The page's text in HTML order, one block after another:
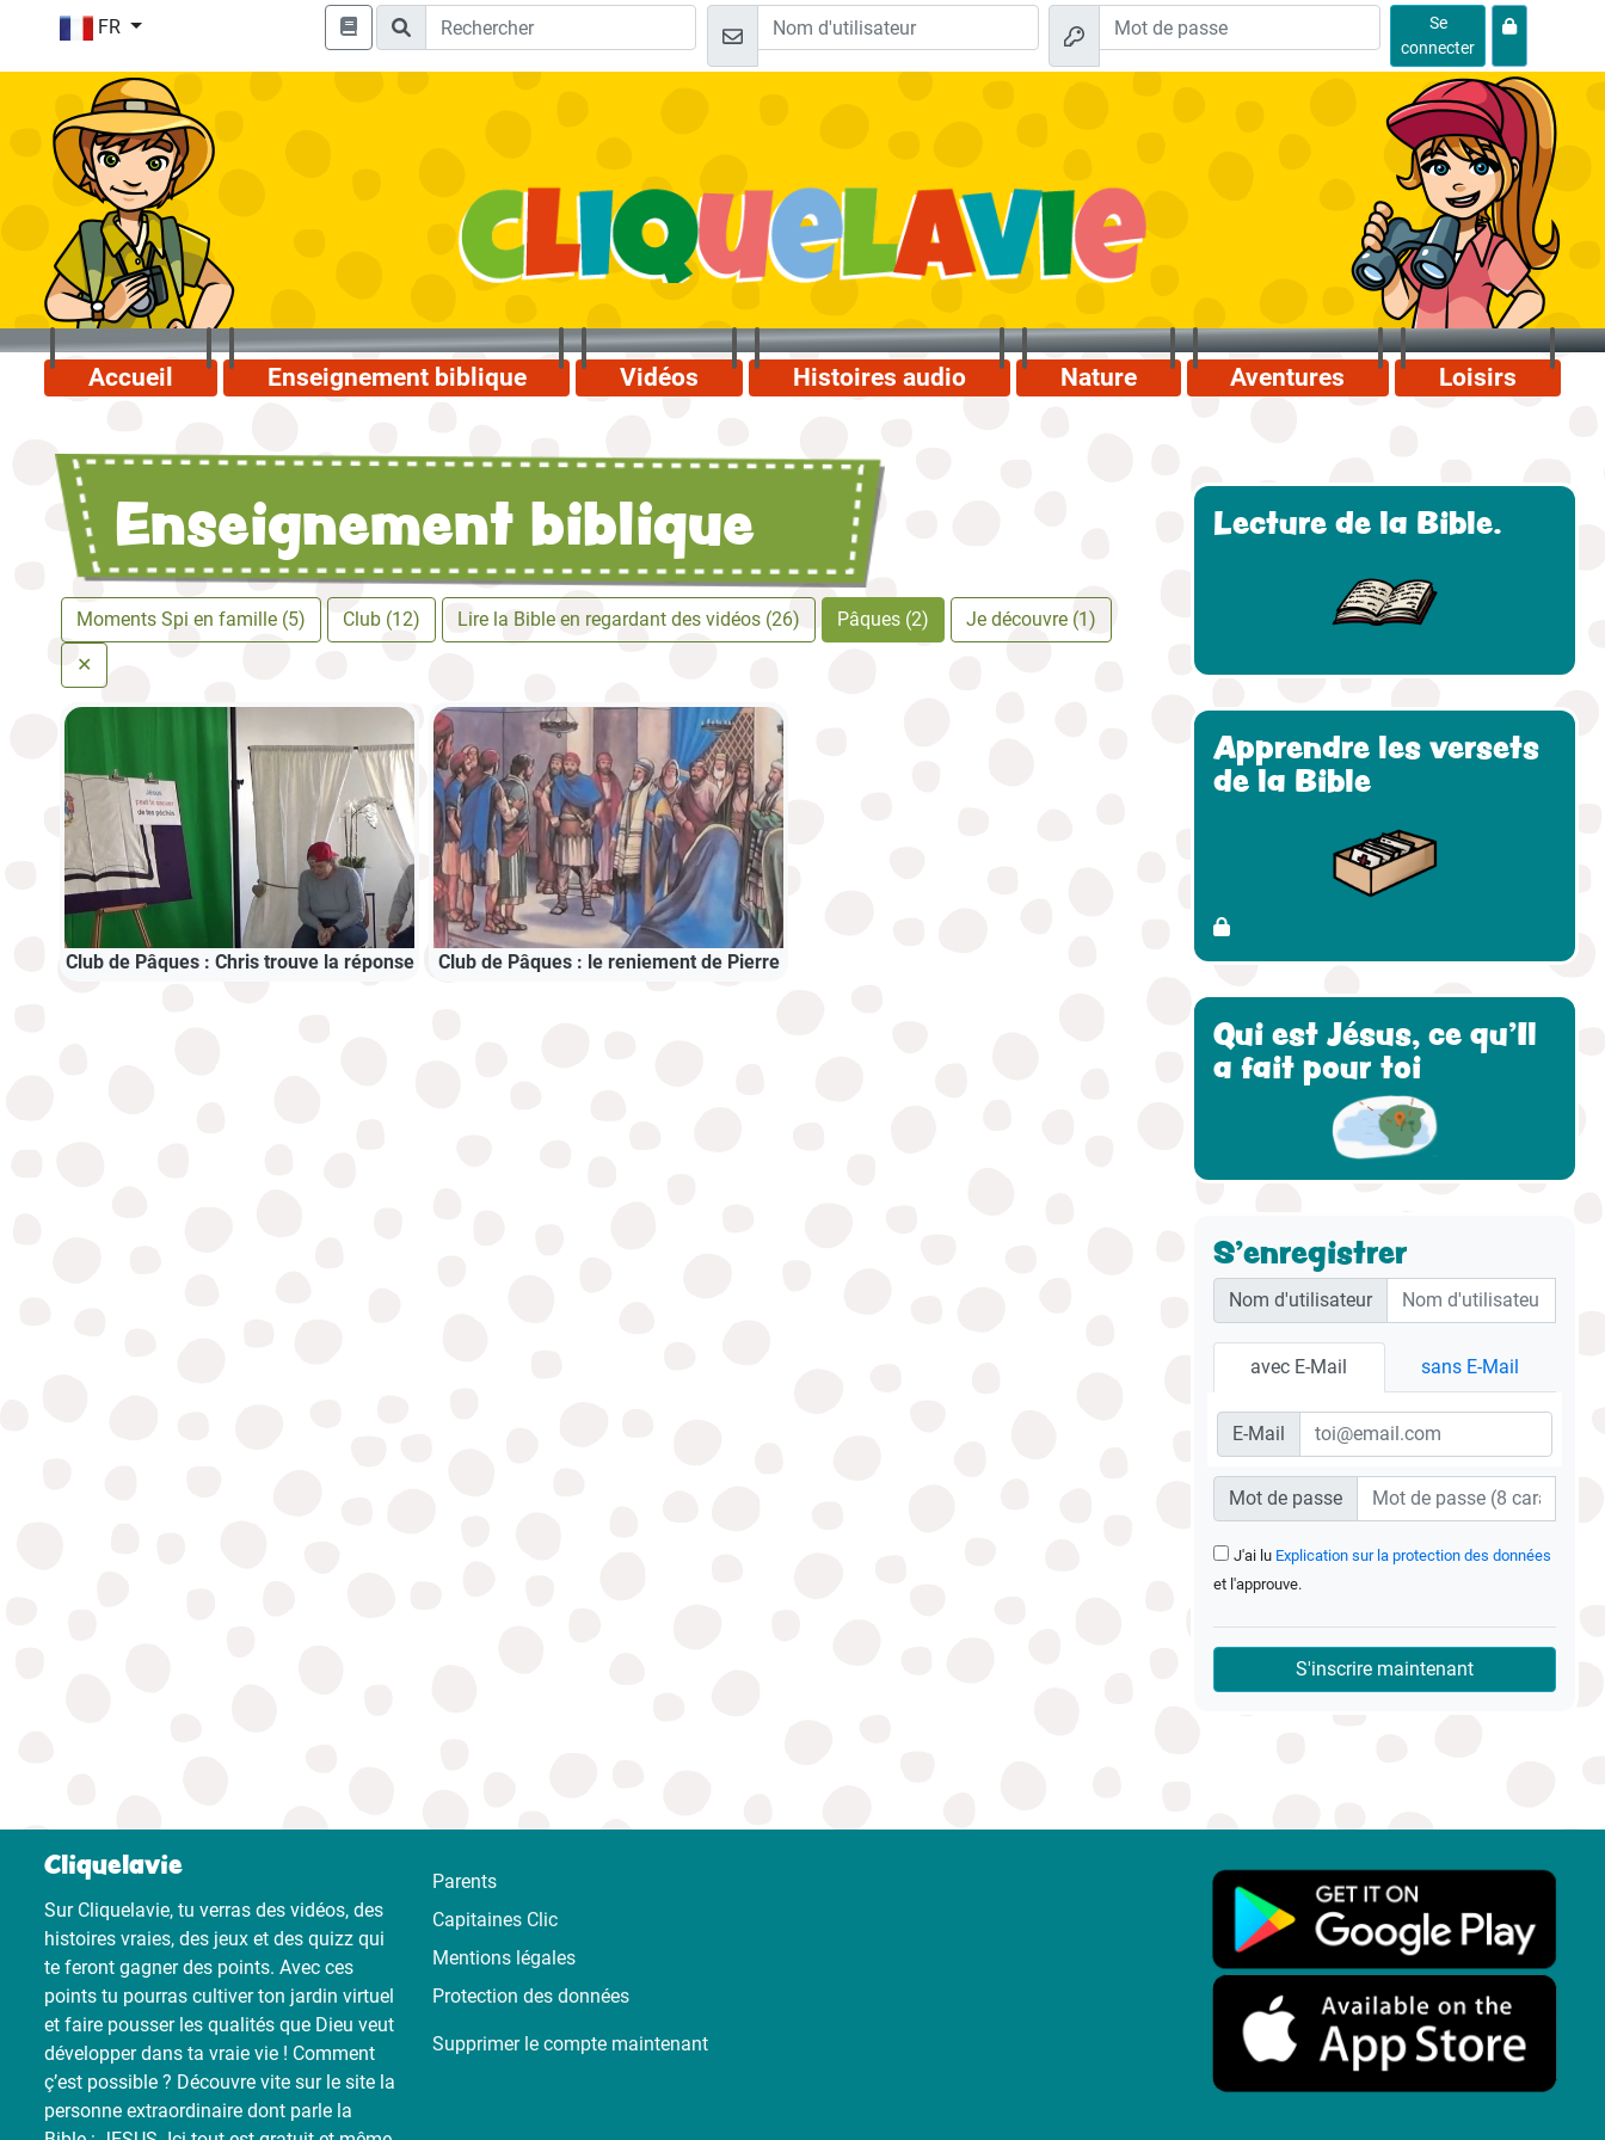
FR
Se
connecter
Accueil Enseignement biblique Vidéos Histoires audio Nature Aventures Loisirs
Enseignement biblique
Moments Spi en famille (5) Club (12) Lire la Bible en regardant des vidéos (26) Pâques (2)
Je découvre (1)
✕
Club de Pâques : Chris trouve la réponse Club de Pâques : le reniement de Pierre
Lecture de la Bible.
Apprendre les versets
de la Bible
Qui est Jésus, ce qu'Il
a fait pour toi
S'enregistrer
Nom d'utilisateur
avec E-Mail sans E-Mail
E-Mail
Mot de passe
J'ai lu Explication sur la protection des données
et l'approuve.
S'inscrire maintenant
Cliquelavie
Sur Cliquelavie, tu verras des vidéos, des
histoires vraies, des jeux et des quizz qui
te feront gagner des points. Avec ces
points tu pourras cultiver ton jardin virtuel
et faire pousser les qualités que Dieu veut
développer dans ta vraie vie ! Comment
ç’est possible ? Découvre vite sur le site la
personne extraordinaire dont parle la
Parents
Capitaines Clic
Mentions légales
Protection des données
Supprimer le compte maintenant